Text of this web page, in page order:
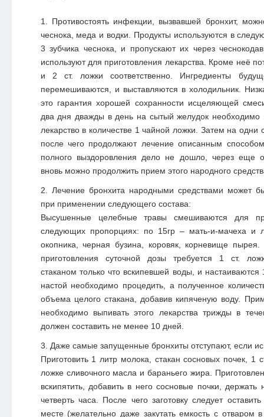
Противостоять инфекции, вызвавшей бронхит,
чеснока, меда и водки. Продукты используются в
3 зубчика чеснока, и пропускают их через
используют для приготовления лекарства. Кроме неё
и 2 ст. ложки соответственно. Ингредиенты
перемешиваются, и выставляются в холодильник.
это гарантия хорошей сохранности исцеляющей
два дня дважды в день на сытый желудок необходимо
лекарство в количестве 1 чайной ложки. Затем на одни
после чего продолжают лечение описанным
полного выздоровления дело не дошло, через еще
вновь можно продолжить прием этого народного
Лечение бронхита народными средствами может
при применении следующего состава:
Высушенные целебные травы смешиваются для
следующих пропорциях: по 15гр – мать-и-мачеха и
окопника, черная бузина, коровяк, корневище
приготовления суточной дозы требуется 1 ст.
стаканом только что вскипевшей воды, и
настой необходимо процедить, а полученное
объема целого стакана, добавив кипяченую воду.
необходимо выпивать этого лекарства трижды в
должен составить не менее 10 дней.
Даже самые запущенные бронхиты отступают, если
Приготовить 1 литр молока, стакан сосновых почек, 1
ложке сливочного масла и бараньего жира.
вскипятить, добавить в него сосновые почки,
четверть часа. После чего заготовку следует
месте (желательно даже закутать емкость с